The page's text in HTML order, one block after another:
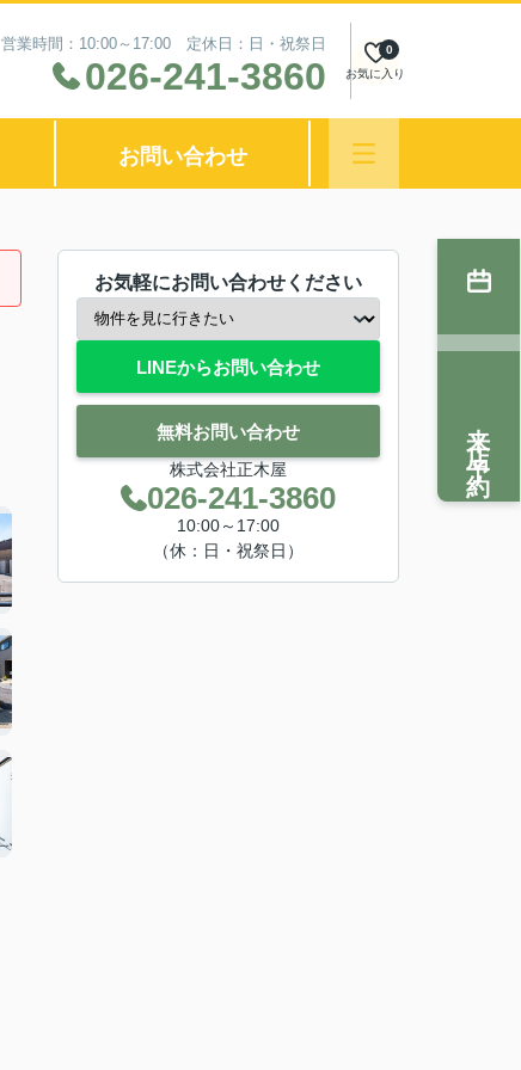
営業時間：10:00～17:00 定休日：日・祝祭日
026-241-3860 お気に入り
0
お問い合わせ
お気軽にお問い合わせください
LINEからお問い合わせ
無料お問い合わせ
株式会社正木屋
026-241-3860
10:00～17:00
（休：日・祝祭日）
来店予約